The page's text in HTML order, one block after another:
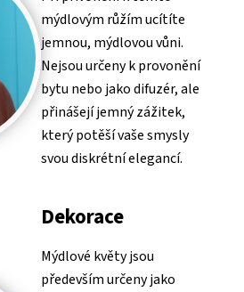
mýdlovým růžím ucítíte
jemnou, mýdlovou vůni.
Nejsou určeny k provonění
bytu nebo jako difuzér, ale
přinášejí jemný zážitek,
který potěší vaše smysly
svou diskrétní elegancí.
Dekorace
Mýdlové květy jsou
především určeny jako